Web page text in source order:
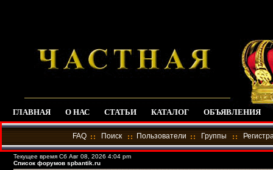
ГЛАВНАЯ О НАС СТАТЬИ КАТАЛОГ ОБЪЯВЛЕНИЯ
FAQ Поиск Пользователи Группы
Текущее время Сб Авг 08, 2026 4:04 pm
Список форумов spbantik.ru